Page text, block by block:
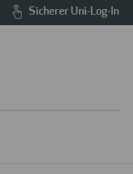
Sicherer Uni-Log-In